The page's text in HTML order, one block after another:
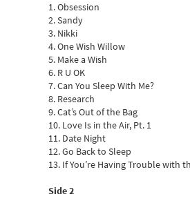
1. Obsession
2. Sandy
3. Nikki
4. One Wish Willow
5. Make a Wish
6. R U OK
7. Can You Sleep With Me?
8. Research
9. Cat’s Out of the Bag
10. Love Is in the Air, Pt. 1
11. Date Night
12. Go Back to Sleep
13. If You’re Having Trouble with
Side 2